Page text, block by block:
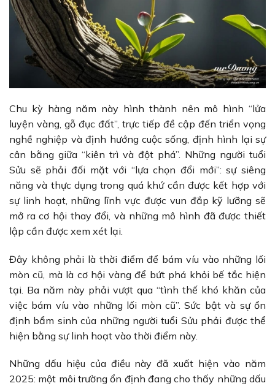
Chu kỳ hàng năm này hình thành nên mô hình “lửa
luyện vàng, gỗ đục đất”, trực tiếp đề cập đến triển vọng
nghề nghiệp và định hướng cuộc sống, định hình lại sự
cân bằng giữa “kiên trì và đột phá”. Những người tuổi
Sửu sẽ phải đối mặt với “lựa chọn đổi mới”: sự siêng
năng và thực dụng trong quá khứ cần được kết hợp với
sự linh hoạt, những lĩnh vực được vun đắp kỹ lưỡng sẽ
mở ra cơ hội thay đổi, và những mô hình đã được thiết
lập cần được xem xét lại.
Đây không phải là thời điểm để bám víu vào những lối
mòn cũ, mà là cơ hội vàng để bứt phá khỏi bế tắc hiện
tại. Ba năm này phải vượt qua “tình thế khó khăn của
việc bám víu vào những lối mòn cũ”. Sức bật và sự ổn
định bẩm sinh của những người tuổi Sửu phải được thể
hiện bằng sự linh hoạt vào thời điểm này.
Những dấu hiệu của điều này đã xuất hiện vào năm
2025: một môi trường ổn định đang cho thấy những dấu